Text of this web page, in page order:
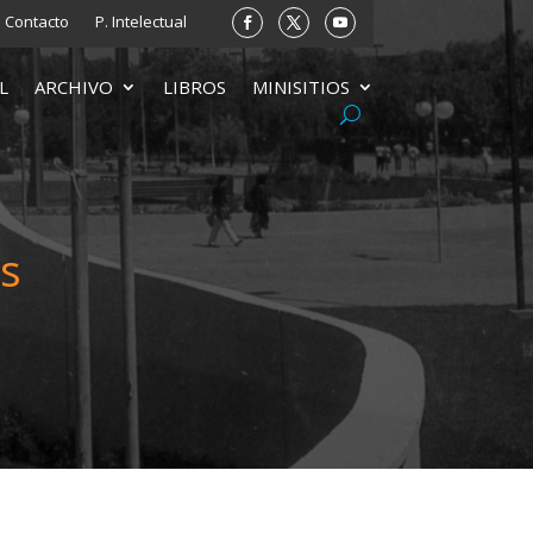
Contacto P. Intelectual
ARCHIVO LIBROS MINISITIOS